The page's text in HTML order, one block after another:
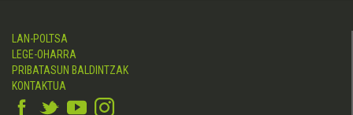
LAN-POLTSA
LEGE-OHARRA
PRIBATASUN BALDINTZAK
KONTAKTUA